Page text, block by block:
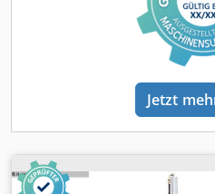
Rutschkupplung verhindert ein
Sägebandes. Ein
maßgenaue Einspannen des
Schnittbereich von 110x85
sehr leicht. Der Sägerahmen
Aluminiumdruckguss und
Gewichtsreduktion. Durch
gewährleistet. Eine
einstellbare Bandführungen
Jetzt